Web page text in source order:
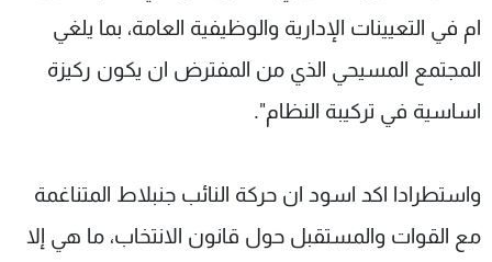
ام في التعيينات الإدارية والوظيفية العامة، بما يلغي
المجتمع المسيحي الذي من المفترض ان يكون ركيزة
اساسية في تركيبة النظام".
واستطرادا اكد اسود ان حركة النائب جنبلاط المتناغمة
مع القوات والمستقبل حول قانون الانتخاب، ما هي إلا